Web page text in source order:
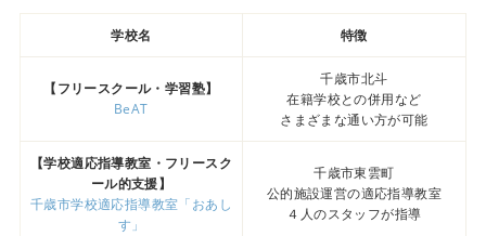
学校名 特徴
【フリースクール・学習塾】
BeAT
千歳市北斗
在籍学校との併用など
さまざまな通い方が可能
【学校適応指導教室・フリースク
ール的支援】
千歳市学校適応指導教室「おあし
す」
千歳市東雲町
公的施設運営の適応指導教室
４人のスタッフが指導